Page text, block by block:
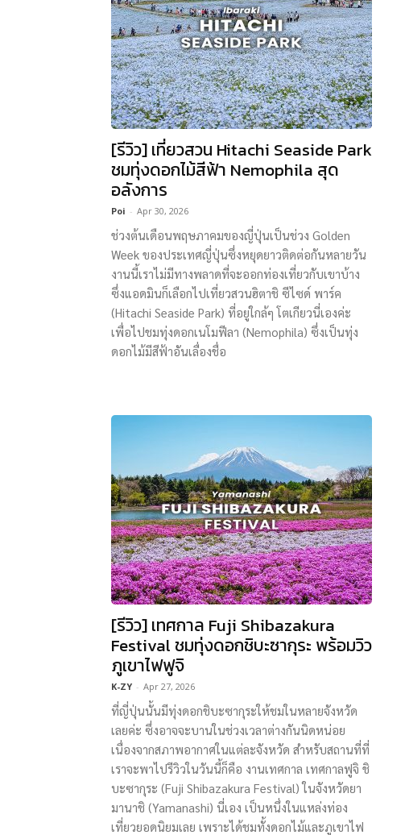
[รีวิว] เที่ยวสวน Hitachi Seaside Park
ชมทุ่งดอกไม้สีฟ้า Nemophila สุด
อลังการ
Poi - Apr 30, 2026
ช่วงต้นเดือนพฤษภาคมของญี่ปุ่นเป็นช่วง Golden
Week ของประเทศญี่ปุ่นซึ่งหยุดยาวติดต่อกันหลายวัน
งานนี้เราไม่มีทางพลาดที่จะออกท่องเที่ยวกับเขาบ้าง
ซึ่งแอดมินก็เลือกไปเที่ยวสวนฮิตาชิ ซีไซด์ พาร์ค
(Hitachi Seaside Park) ที่อยู่ใกล้ๆ โตเกียวนี่เองค่ะ
เพื่อไปชมทุ่งดอกเนโมฟีลา (Nemophila) ซึ่งเป็นทุ่ง
ดอกไม้มีสีฟ้าอันเลื่องชื่อ
[รีวิว] เทศกาล Fuji Shibazakura
Festival ชมทุ่งดอกชิบะซากุระ พร้อมวิว
ภูเขาไฟฟูจิ
K-ZY - Apr 27, 2026
ที่ญี่ปุ่นนั้นมีทุ่งดอกชิบะซากุระให้ชมในหลายจังหวัด
เลยค่ะ ซึ่งอาจจะบานในช่วงเวลาต่างกันนิดหน่อย
เนื่องจากสภาพอากาศในแต่ละจังหวัด สำหรับสถานที่ที่
เราจะพาไปรีวิวในวันนี้ก็คือ งานเทศกาล เทศกาลฟูจิ ชิ
บะซากุระ (Fuji Shibazakura Festival) ในจังหวัดยา
มานาชิ (Yamanashi) นี่เอง เป็นหนึ่งในแหล่งท่อง
เที่ยวยอดนิยมเลย เพราะได้ชมทั้งดอกไม้และภูเขาไฟ